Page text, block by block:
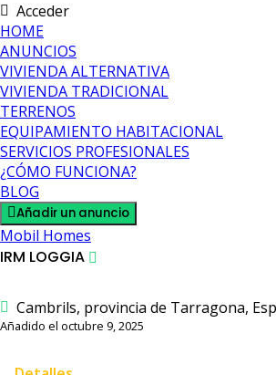
Acceder
HOME
ANUNCIOS
VIVIENDA ALTERNATIVA
VIVIENDA TRADICIONAL
TERRENOS
EQUIPAMIENTO HABITACIONAL
SERVICIOS PROFESIONALES
¿CÓMO FUNCIONA?
BLOG
Añadir un anuncio
Mobil Homes
IRM LOGGIA
Cambrils, provincia de Tarragona,
Añadido el octubre 9, 2025